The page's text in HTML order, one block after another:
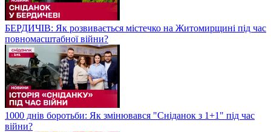
БЕРДИЧІВ: Як розвивається містечко на Житомирщині під час
повномасштабної війни?
1000 днів боротьби: Як змінювався "Сніданок з 1+1" під час
війни?